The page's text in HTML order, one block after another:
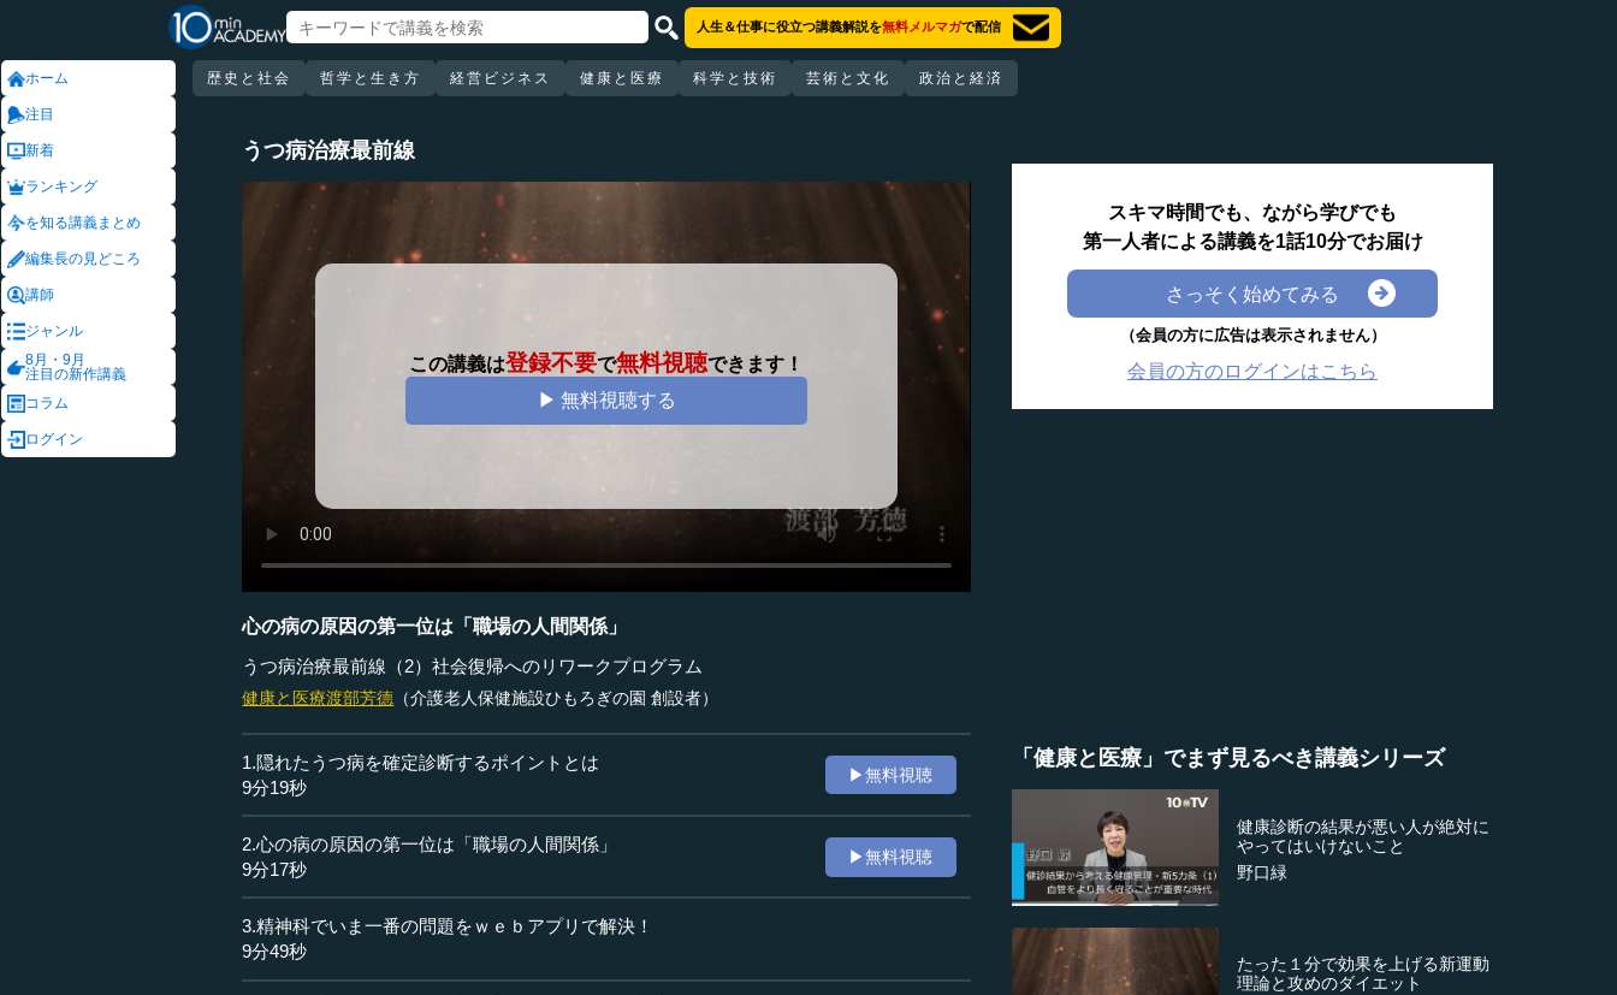
ホーム
注目
新着
ランキング
を知る講義まとめ
編集長の見どころ
講師
ジャンル
8月・9月
注目の新作講義
コラム
ログイン
人生＆仕事に役立つ講義解説を無料メルマガで配信
歴史と社会 哲学と生き方 経営ビジネス 健康と医療 科学と技術 芸術と文化 政治と経済
うつ病治療最前線
この講義は登録不要で無料視聴できます！
▶ 無料視聴する
心の病の原因の第一位は「職場の人間関係」
うつ病治療最前線（2）社会復帰へのリワークプログラム
健康と医療渡部芳德 （介護老人保健施設ひもろぎの園 創設者）
1.隠れたうつ病を確定診断するポイントとは
9分19秒
▶無料視聴
2.心の病の原因の第一位は「職場の人間関係」
9分17秒
▶無料視聴
3.精神科でいま一番の問題をｗｅｂアプリで解決！
9分49秒
スキマ時間でも、ながら学びでも
第一人者による講義を1話10分でお届け
さっそく始めてみる
（会員の方に広告は表示されません）
会員の方のログインはこちら
「健康と医療」でまず見るべき講義シリーズ
健康診断の結果が悪い人が絶対に
やってはいけないこと
野口緑
たった１分で効果を上げる新運動
理論と攻めのダイエット